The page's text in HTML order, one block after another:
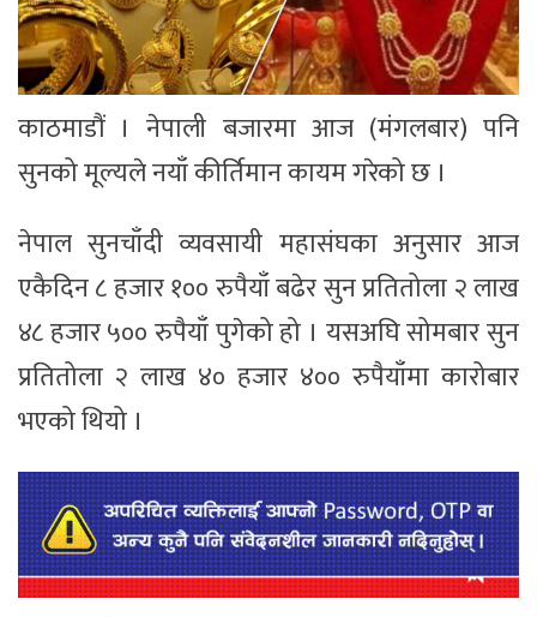
काठमाडौं । नेपाली बजारमा आज (मंगलबार) पनि
सुनको मूल्यले नयाँ कीर्तिमान कायम गरेको छ ।
नेपाल सुनचाँदी व्यवसायी महासंघका अनुसार आज
एकैदिन ८ हजार १०० रुपैयाँ बढेर सुन प्रतितोला २ लाख
४८ हजार ५०० रुपैयाँ पुगेको हो । यसअघि सोमबार सुन
प्रतितोला २ लाख ४० हजार ४०० रुपैयाँमा कारोबार
भएको थियो ।